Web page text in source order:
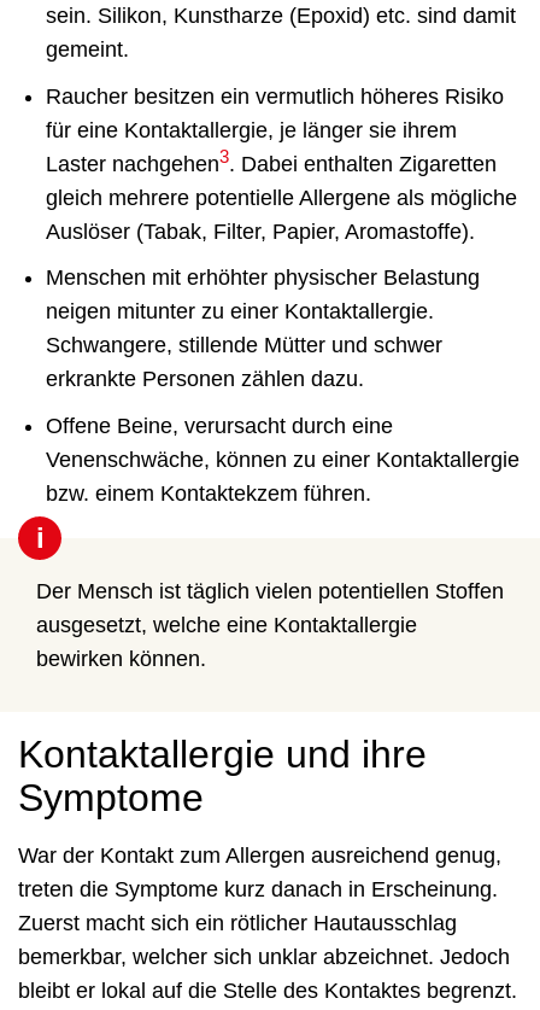
sein. Silikon, Kunstharze (Epoxid) etc. sind damit
gemeint.
Raucher besitzen ein vermutlich höheres Risiko
für eine Kontaktallergie, je länger sie ihrem
Laster nachgehen3. Dabei enthalten Zigaretten
gleich mehrere potentielle Allergene als mögliche
Auslöser (Tabak, Filter, Papier, Aromastoffe).
Menschen mit erhöhter physischer Belastung
neigen mitunter zu einer Kontaktallergie.
Schwangere, stillende Mütter und schwer
erkrankte Personen zählen dazu.
Offene Beine, verursacht durch eine
Venenschwäche, können zu einer Kontaktallergie
bzw. einem Kontaktekzem führen.
i
Der Mensch ist täglich vielen potentiellen Stoffen
ausgesetzt, welche eine Kontaktallergie
bewirken können.
Kontaktallergie und ihre
Symptome
War der Kontakt zum Allergen ausreichend genug,
treten die Symptome kurz danach in Erscheinung.
Zuerst macht sich ein rötlicher Hautausschlag
bemerkbar, welcher sich unklar abzeichnet. Jedoch
bleibt er lokal auf die Stelle des Kontaktes begrenzt.